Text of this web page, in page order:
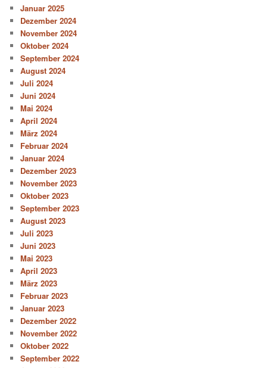
Januar 2025
Dezember 2024
November 2024
Oktober 2024
September 2024
August 2024
Juli 2024
Juni 2024
Mai 2024
April 2024
März 2024
Februar 2024
Januar 2024
Dezember 2023
November 2023
Oktober 2023
September 2023
August 2023
Juli 2023
Juni 2023
Mai 2023
April 2023
März 2023
Februar 2023
Januar 2023
Dezember 2022
November 2022
Oktober 2022
September 2022